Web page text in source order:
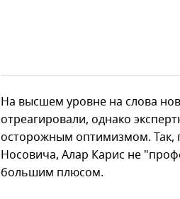
На высшем уровне на слова
отреагировали, однако
осторожным оптимизмом. Так,
Носовича, Алар Карис не
большим плюсом.